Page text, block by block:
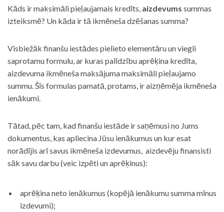
Kāds ir maksimāli pieļaujamais kredīts, aizdevums summas
izteiksmē? Un kāda ir tā ikmēneša dzēšanas summa?
Visbiežāk finanšu iestādes pielieto elementāru un viegli
saprotamu formulu, ar kuras palīdzību aprēķina kredīta,
aizdevuma ikmēneša maksājuma maksimāli pieļaujamo
summu. Šīs formulas pamatā, protams, ir aizņēmēja ikmēneša
ienākumi.
Tātad, pēc tam, kad finanšu iestāde ir saņēmusi no Jums
dokumentus, kas apliecina Jūsu ienākumus un kur esat
norādījis arī savus ikmēneša izdevumus, aizdevēju finansisti
sāk savu darbu (veic izpēti un aprēķinus):
aprēķina neto ienākumus (kopējā ienākumu summa mīnus
izdevumi);